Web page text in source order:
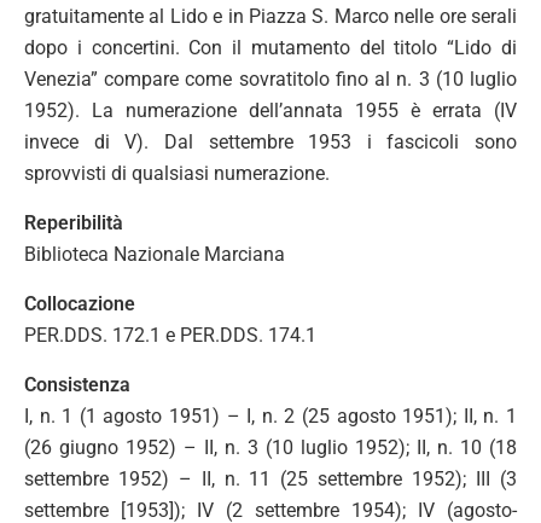
gratuitamente al Lido e in Piazza S. Marco nelle ore serali
dopo i concertini. Con il mutamento del titolo “Lido di
Venezia” compare come sovratitolo fino al n. 3 (10 luglio
1952). La numerazione dell’annata 1955 è errata (IV
invece di V). Dal settembre 1953 i fascicoli sono
sprovvisti di qualsiasi numerazione.
Reperibilità
Biblioteca Nazionale Marciana
Collocazione
PER.DDS. 172.1 e PER.DDS. 174.1
Consistenza
I, n. 1 (1 agosto 1951) – I, n. 2 (25 agosto 1951); II, n. 1
(26 giugno 1952) – II, n. 3 (10 luglio 1952); II, n. 10 (18
settembre 1952) – II, n. 11 (25 settembre 1952); III (3
settembre [1953]); IV (2 settembre 1954); IV (agosto-